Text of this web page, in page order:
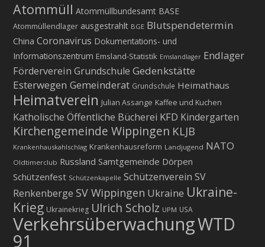
Atommüll Atommüllbundesamt BASE
Atommüllendlager ausgestrahlt BGE Blutspendetermin
China Coronavirus Dokumentations- und
Informationszentrum Emsland-Statistik Emslandlager Endlager
Förderverein Grundschule Gedenkstätte
Esterwegen Gemeinderat Grundschule Heimathaus
Heimatverein Julian Assange Kaffee und Kuchen
Katholische Öffentliche Bücherei KFD Kindergarten
Kirchengemeinde Wippingen KLJB
Krankenhauskahlschlag Krankenhausreform Landjugend NATO
Oldtimerclub Russland Samtgemeinde Dörpen
Schützenfest Schützenkapelle Schützenverein SV
Renkenberge SV Wippingen Ukraine Ukraine-
Krieg Ukrainekrieg Ulrich Scholz UPM USA
VerkehrsüberwachungWTD
91